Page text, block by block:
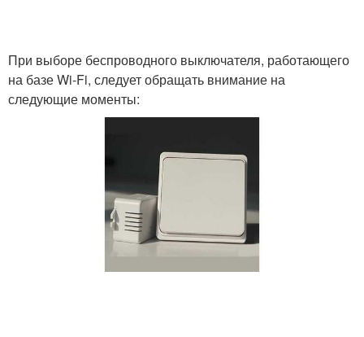
При выборе беспроводного выключателя, работающего
на базе Wi-Fi, следует обращать внимание на
следующие моменты: